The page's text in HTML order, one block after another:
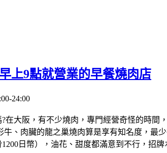
上9點就營業的早餐燒肉店
24:00
大阪，有不少燒肉，專門經營奇怪的時間
、肉臟的龍之巢燒肉算是享有知名度，最
日幣），油花、甜度都滿意到不行，招